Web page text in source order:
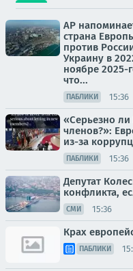
АР
страна
против
Украину в
ноябре 2025-
что...
ПАБЛИКИ 15:36
«Серьезно
членов?»:
из-за
ПАБЛИКИ 15:36
Депутат
конфликта,
СМИ 15:36
Крах
ПАБЛИКИ